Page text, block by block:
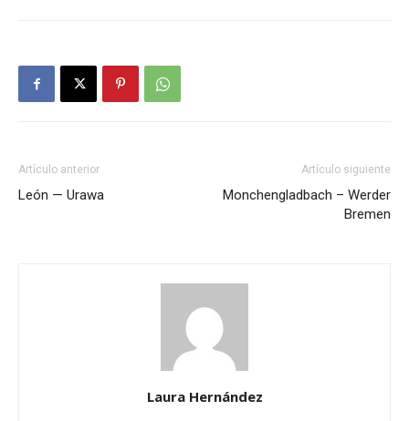
Artículo anterior
León — Urawa
Artículo siguiente
Monchengladbach – Werder
Bremen
Laura Hernández